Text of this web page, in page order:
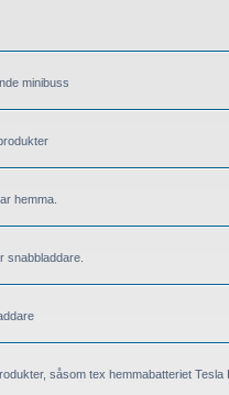
minibuss
hemma.
snabbladdare.
såsom tex hemmabatteriet Tesla